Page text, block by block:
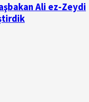
Ali ez-Zeydi